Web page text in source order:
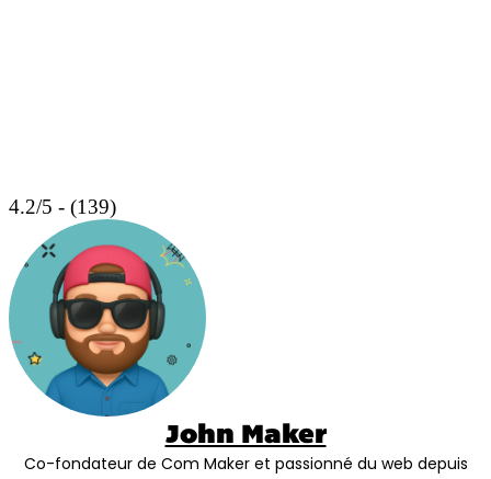
4.2/5 - (139)
John Maker
Co-fondateur de Com Maker et passionné du web depuis